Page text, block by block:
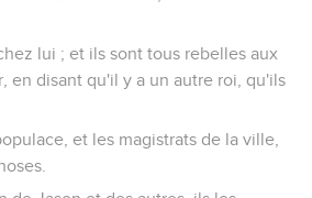
lui ; et ils sont tous rebelles aux
en disant qu'il y a un autre roi, qu'ils
et les magistrats de la ville,